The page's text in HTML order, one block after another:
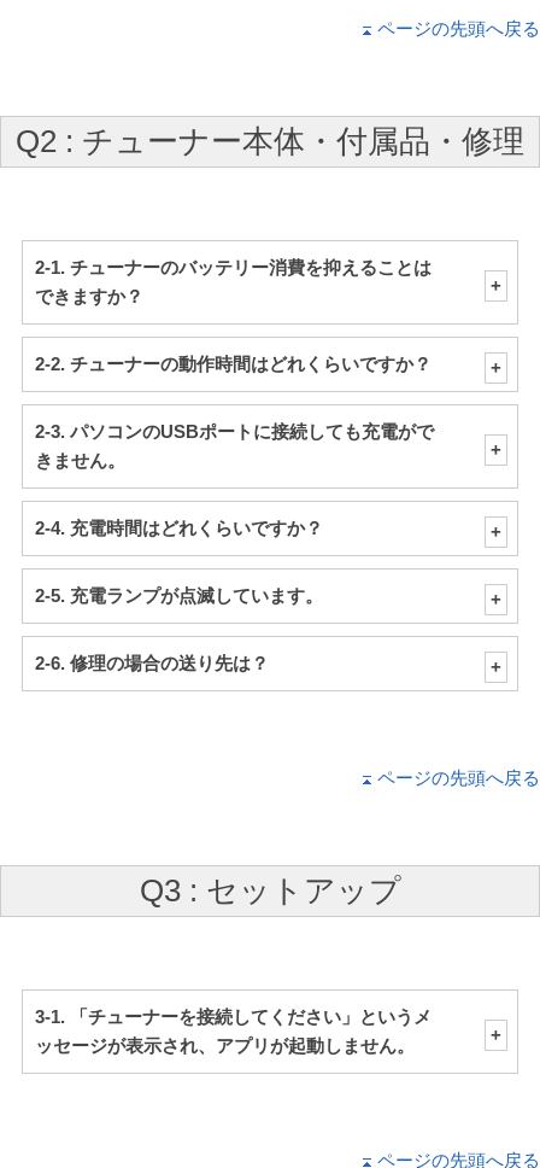
ページの先頭へ戻る
Q2 : チューナー本体・付属品・修理
2-1. チューナーのバッテリー消費を抑えることは
できますか？
2-2. チューナーの動作時間はどれくらいですか？
2-3. パソコンのUSBポートに接続しても充電がで
きません。
2-4. 充電時間はどれくらいですか？
2-5. 充電ランプが点滅しています。
2-6. 修理の場合の送り先は？
ページの先頭へ戻る
Q3 : セットアップ
3-1. 「チューナーを接続してください」というメ
ッセージが表示され、アプリが起動しません。
ページの先頭へ戻る